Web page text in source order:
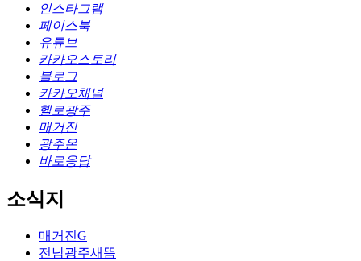
인스타그램
페이스북
유튜브
카카오스토리
블로그
카카오채널
헬로광주
매거진
광주온
바로응답
소식지
매거진G
전남광주새뜸